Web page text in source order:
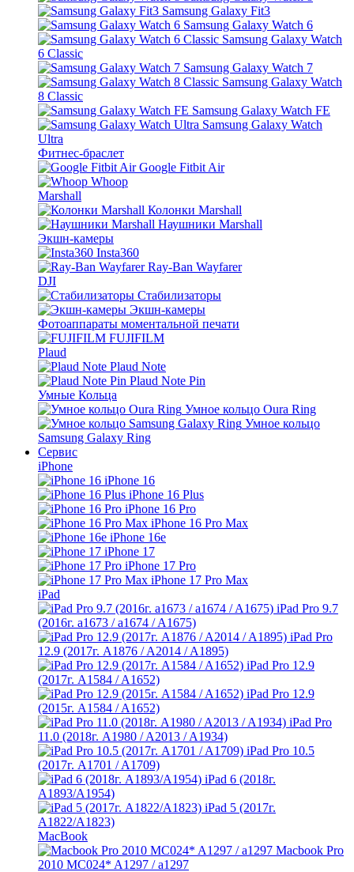
Samsung Galaxy Fit3
Samsung Galaxy Watch 6
Samsung Galaxy Watch
6 Classic
Samsung Galaxy Watch 7
Samsung Galaxy Watch
8 Classic
Samsung Galaxy Watch FE
Samsung Galaxy Watch
Ultra
Фитнес-браслет
Google Fitbit Air
Whoop
Marshall
Колонки Marshall
Наушники Marshall
Экшн-камеры
Insta360
Ray-Ban Wayfarer
DJI
Стабилизаторы
Экшн-камеры
Фотоаппараты моментальной печати
FUJIFILM
Plaud
Plaud Note
Plaud Note Pin
Умные Кольца
Умное кольцо Oura Ring
Умное кольцо
Samsung Galaxy Ring
Сервис
iPhone
iPhone 16
iPhone 16 Plus
iPhone 16 Pro
iPhone 16 Pro Max
iPhone 16e
iPhone 17
iPhone 17 Pro
iPhone 17 Pro Max
iPad
iPad Pro 9.7
(2016г. a1673 / a1674 / A1675)
iPad Pro
12.9 (2017г. A1876 / A2014 / A1895)
iPad Pro 12.9
(2017г. A1584 / A1652)
iPad Pro 12.9
(2015г. A1584 / A1652)
iPad Pro
11.0 (2018г. A1980 / A2013 / A1934)
iPad Pro 10.5
(2017г. A1701 / A1709)
iPad 6 (2018г.
A1893/A1954)
iPad 5 (2017г.
A1822/A1823)
MacBook
Macbook Pro
2010 MC024* A1297 / a1297